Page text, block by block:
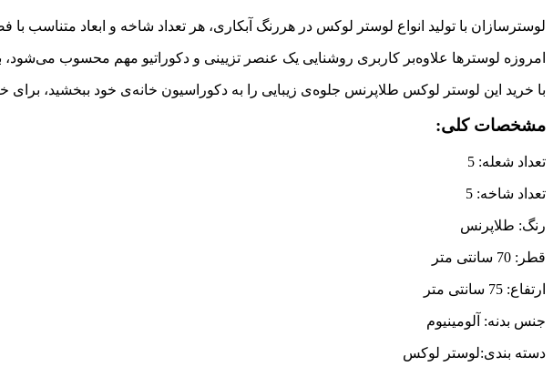
لوسترسازان با تولید انواع لوستر لوکس در هررنگ آبکاری، هر تعداد شاخه و ابعاد
امروزه لوسترها علاوه‌بر کاربری روشنایی یک عنصر تزیینی و دکوراتیو مهم محسوب
با خرید این لوستر لوکس طلاپرنس جلوه‌ی زیبایی را به دکوراسیون خانه‌ی خود ببخشید،
مشخصات کلی:
تعداد شعله: 5
تعداد شاخه: 5
رنگ: طلاپرنس
قطر: 70 سانتی متر
ارتفاع: 75 سانتی متر
جنس بدنه: آلومینیوم
دسته بندی:لوستر لوکس